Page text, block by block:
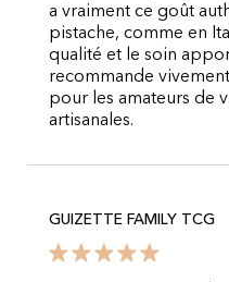
a vraiment ce goût
pistache, comme en
qualité et le soin
recommande
pour les amateurs de
artisanales.
GUIZETTE FAMILY TCG